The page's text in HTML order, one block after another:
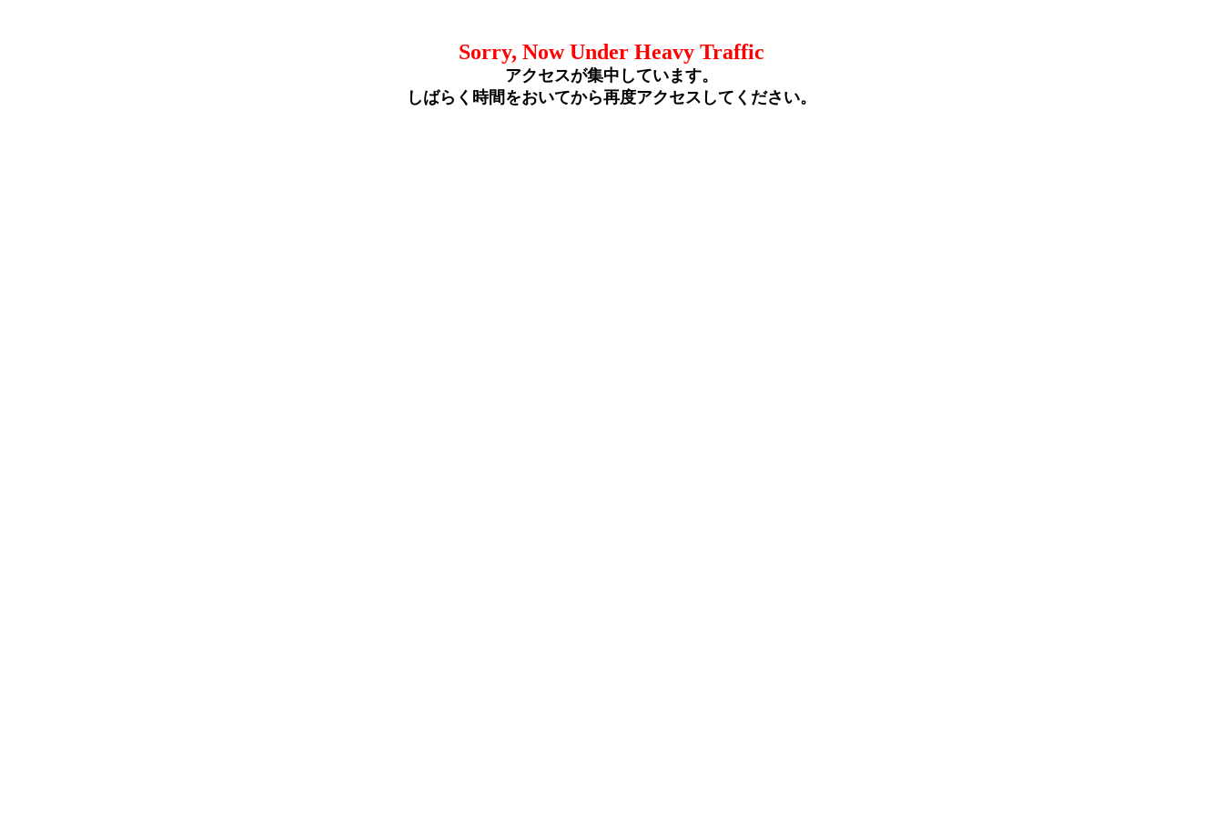
Sorry, Now Under Heavy Traffic
アクセスが集中しています。
しばらく時間をおいてから再度アクセスしてください。